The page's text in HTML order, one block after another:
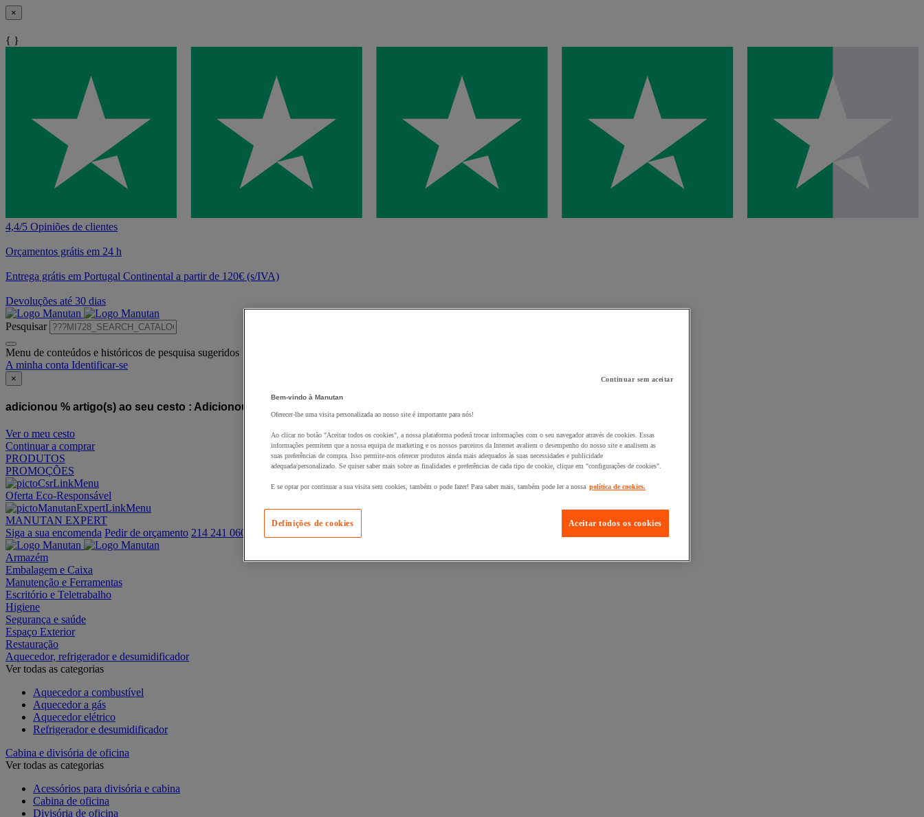
×
{ }
4,4/5 Opiniões de clientes
Orçamentos grátis em 24 h
Entrega grátis em Portugal Continental a partir de 120€ (s/IVA)
Devoluções até 30 dias
Pesquisar
Menu de conteúdos e históricos de pesquisa sugeridos
A minha conta Identificar-se
×
adicionou % artigo(s) ao seu cesto : Adicionou este artigo ao seu cesto :
Ver o meu cesto
Continuar a comprar
PRODUTOS
PROMOÇÕES
Oferta Eco-Responsável
MANUTAN EXPERT
Siga a sua encomenda Pedir de orçamento 214 241 060
Armazém
Embalagem e Caixa
Manutenção e Ferramentas
Escritório e Teletrabalho
Higiene
Segurança e saúde
Espaço Exterior
Restauração
Aquecedor, refrigerador e desumidificador
Ver todas as categorias
Aquecedor a combustível
Aquecedor a gás
Aquecedor elétrico
Refrigerador e desumidificador
Cabina e divisória de oficina
Ver todas as categorias
Acessórios para divisória e cabina
Cabina de oficina
Divisória de oficina
Continuar sem aceitar
Bem-vindo à Manutan
Oferecer-lhe uma visita personalizada ao nosso site é importante para nós!
Ao clicar no botão "Aceitar todos os cookies", a nossa plataforma poderá trocar informações com o seu navegador através de cookies. Essas
informações permitem que a nossa equipa de marketing e os nossos parceiros da Internet avaliem o desempenho do nosso site e analisem as
suas preferências de compra. Isso permite-nos oferecer produtos ainda mais adequados às suas necessidades e publicidade
adequada/personalizado. Se quiser saber mais sobre as finalidades e preferências de cada tipo de cookie, clique em "configurações de cookies".
E se optar por continuar a sua visita sem cookies, também o pode fazer! Para saber mais, também pode ler a nossa política de cookies.
Aceitar todos os cookies
Definições de cookies